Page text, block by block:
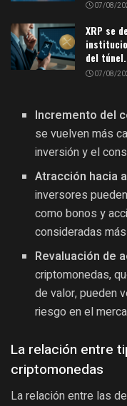
07/08/
XRP se
del túnel.
07/08/
Incremento del
se vuelven más
inversión y el
Atracción hacia
inversores
como bonos y
consideradas
Revaluación de
criptomonedas,
de valor, pueden
riesgo en el
La relación entre
criptomonedas
La relación entre las